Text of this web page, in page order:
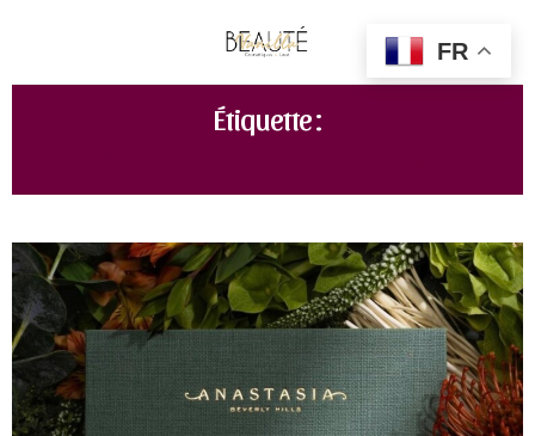
Étiquette :
FR